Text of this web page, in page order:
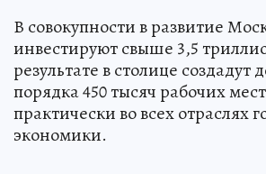
В совокупности в развитие
инвестируют свыше 3,5
результате в столице создадут
порядка 450 тысяч рабочих
практически во всех отраслях
экономики.